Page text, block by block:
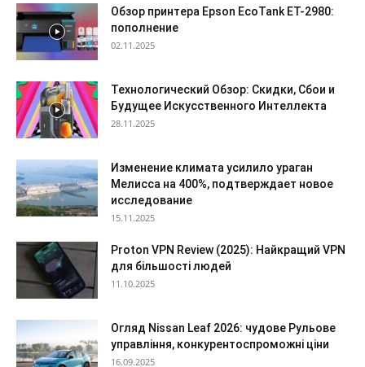
Обзор принтера Epson EcoTank ET-2980:
пополнение
02.11.2025
Технологический Обзор: Скидки, Сбои и
Будущее Искусственного Интеллекта
28.11.2025
Изменение климата усилило ураган
Мелисса на 400%, подтверждает новое
исследование
15.11.2025
Proton VPN Review (2025): Найкращий VPN
для більшості людей
11.10.2025
Огляд Nissan Leaf 2026: чудове Рульове
управління, конкурентоспроможні ціни
16.09.2025